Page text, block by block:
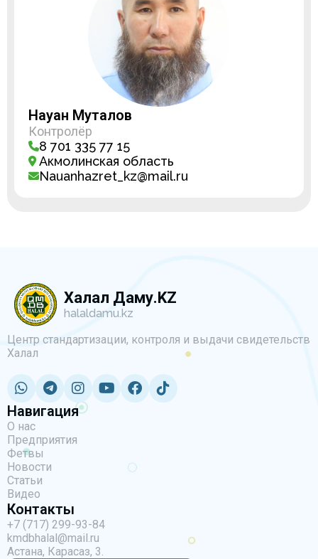
Науан Муталов
Контролёр
8 701 335 77 15
Акмолинская область
Nauanhazret_kz@mail.ru
Халал Даму.KZ
halaldamu.kz
Центр стандартизации, контроля и выдачи свидетельств
Халал
Навигация
О нас
Предприятия
Фетвы
Новости
Статьи
Видео
Контакты
+7 (717) 299-93-84
kmdbhalal@mail.ru
Астана, Карасаз, 3.